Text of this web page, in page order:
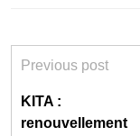
Previous post
KITA :
renouvellement